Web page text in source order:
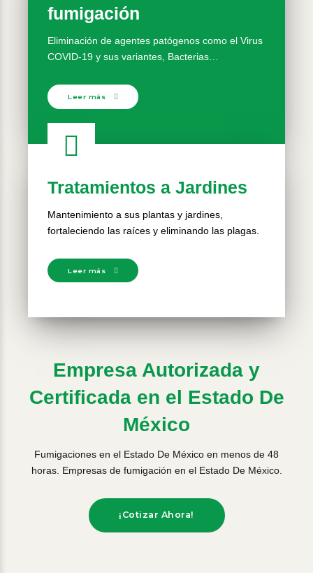
fumigación
Eliminación de agentes patógenos como el Virus
COVID-19 y sus variantes, Bacterias…
Leer más
Tratamientos a Jardines
Mantenimiento a sus plantas y jardines,
fortaleciendo las raíces y eliminando las plagas.
Leer más
Empresa Autorizada y
Certificada en el Estado De
México
Fumigaciones en el Estado De México en menos de 48
horas. Empresas de fumigación en el Estado De México.
¡Cotizar Ahora!